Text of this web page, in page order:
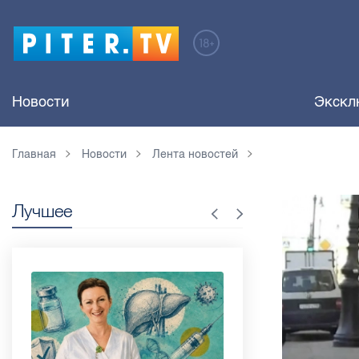
Новости
Главная Новости Лента новостей
Лучшее